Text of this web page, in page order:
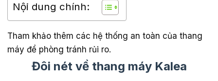
Nội dung chính:
Tham khảo thêm các hệ thống an toàn của thang
máy để phòng tránh rủi ro.
Đôi nét về thang máy Kalea